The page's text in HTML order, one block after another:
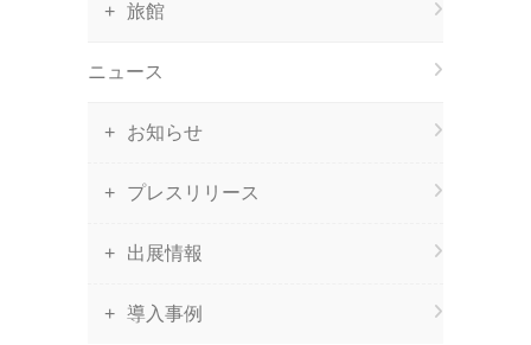
旅館
ニュース
お知らせ
プレスリリース
出展情報
導入事例